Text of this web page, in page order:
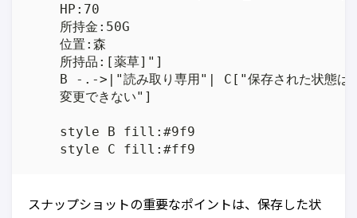
    HP:70
    所持金:50G
    位置:森
    所持品:[薬草]"]
    B -.->|"読み取り専用"| C["保存された状態は
    変更できない"]
    style B fill:#9f9
スナップショットの重要なポイントは、保存した状